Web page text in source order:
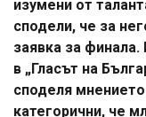
изумени от
сподели, че за
заявка за
в „Гласът на
споделя
категорични, че